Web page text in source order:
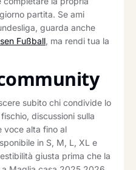
partita. Se ami
guarda anche
Fußball, ma rendi tua la
subito chi condivide lo
discussioni sulla
voce alta fino al
in S, M, L, XL e
giusta prima che la